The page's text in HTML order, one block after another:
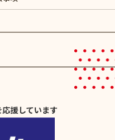
援しています